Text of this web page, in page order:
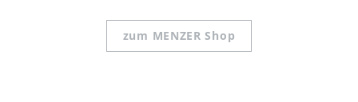
zum MENZER Shop